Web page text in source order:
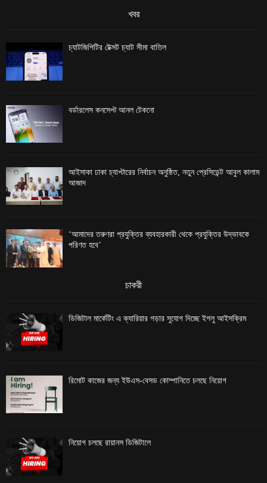
খবর
চ্যাটজিপিটির টেক্সট চ্যাট সীমা বাতিল
বর্ডারলেস কনসেপ্ট আনল টেকনো
আইসাকা ঢাকা চ্যাপ্টারের নির্বাচন অনুষ্ঠিত, নতুন প্রেসিডেন্ট আবুল কালাম
আজাদ
‘আমাদের তরুণরা প্রযুক্তির ব্যবহারকারী থেকে প্রযুক্তির উদ্ভাবকে
পরিণত হবে’
চাকরী
ডিজিটাল মার্কেটিং এ ক্যারিয়ার গড়ার সুযোগ দিচ্ছে ইগলু আইসক্রিম
রিমোট কাজের জন্য ইউএস-বেসড কোম্পানিতে চলছে নিয়োগ
নিয়োগ চলছে রায়ানস ডিজিটালে